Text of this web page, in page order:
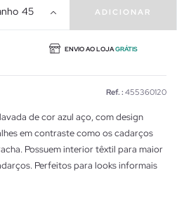
45 ADICIONAR
ENVIO AO LOJAGRÁTIS
Ref. : 455360120
de cor azul aço, com design
em contraste como os cadarços
Possuem interior têxtil para maior
Perfeitos para looks informais